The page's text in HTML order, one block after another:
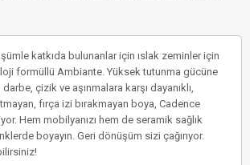
katkıda bulunanlar için ıslak zeminler için
formüllü Ambiante. Yüksek tutunma gücüne
çizik ve aşınmalara karşı dayanıklı,
fırça izi bırakmayan boya, Cadence
Hem mobilyanızı hem de seramik sağlık
boyayın. Geri dönüşüm sizi çağırıyor.